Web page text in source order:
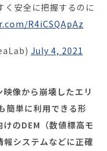
く安全に把握するのに
R4iCSQApAz
July 4, 2021
像から崩壊したエリ
簡単に利用できる形
のDEM（数値標高モ
報システムなどに正確